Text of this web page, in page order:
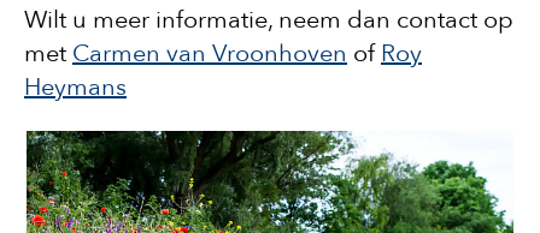
Wilt u meer informatie, neem dan contact op
met Carmen van Vroonhoven ofRoy
Heymans